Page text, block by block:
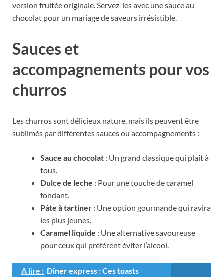
version fruitée originale. Servez-les avec une sauce au
chocolat pour un mariage de saveurs irrésistible.
Sauces et
accompagnements pour vos
churros
Les churros sont délicieux nature, mais ils peuvent être
sublimés par différentes sauces ou accompagnements :
Sauce au chocolat : Un grand classique qui plaît à
tous.
Dulce de leche : Pour une touche de caramel
fondant.
Pâte à tartiner : Une option gourmande qui ravira
les plus jeunes.
Caramel liquide : Une alternative savoureuse
pour ceux qui préfèrent éviter l’alcool.
A lire : Dîner express : Ces toasts